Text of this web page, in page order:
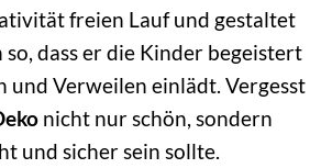
freien Lauf und gestaltet
dass er die Kinder begeistert
und Verweilen einlädt. Vergesst
nicht nur schön, sondern
und sicher sein sollte.